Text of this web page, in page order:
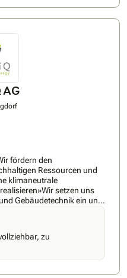
AG
fördern den
Ressourcen und
klimaneutrale
setzen uns
Gebäudetechnik ein und
Qualität in Beratung,
um+
Ihnen erstklassige
und der Realisation von
Analysen und
zu